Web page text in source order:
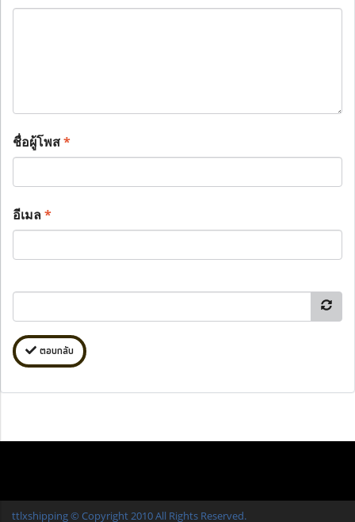
ชื่อผู้โพส*
อีเมล*
ตอบกลับ
ttlxshipping © Copyright 2010 All Rights Reserved.